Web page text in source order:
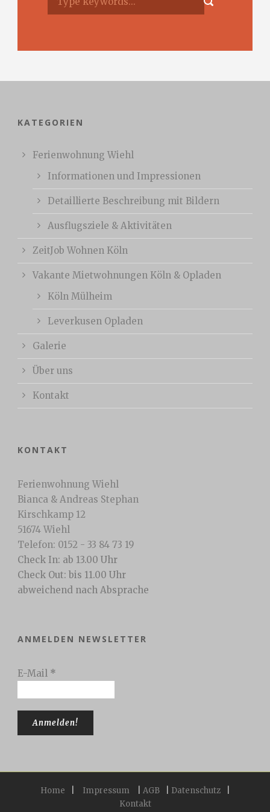
KATEGORIEN
Ferienwohnung Wiehl
Informationen und Impressionen
Detaillierte Beschreibung mit Bildern
Ausflugsziele & Aktivitäten
ZeitJob Wohnen Köln
Vakante Mietwohnungen Köln & Opladen
Köln Mülheim
Leverkusen Opladen
Galerie
Über uns
Kontakt
KONTAKT
Ferienwohnung Wiehl
Bianca & Andreas Stephan
Kirschkamp 12
51674 Wiehl
Telefon: 0152 - 33 84 73 19
Check In: ab 13.00 Uhr
Check Out: bis 11.00 Uhr
abweichend nach Absprache
ANMELDEN NEWSLETTER
E-Mail *
Home Impressum AGB Datenschutz
Kontakt